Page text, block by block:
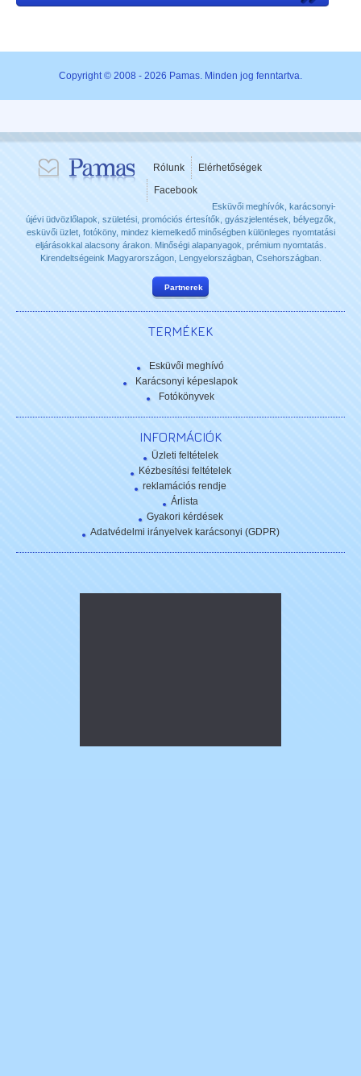
Copyright © 2008 - 2026 Pamas. Minden jog fenntartva.
Rólunk
Elérhetőségek
Facebook
Esküvői meghívók, karácsonyi-
újévi üdvözlőlapok, születési, promóciós értesítők, gyászjelentések, bélyegzők,
esküvői üzlet, fotóköny, mindez kiemelkedő minőségben különleges nyomtatási
eljárásokkal alacsony árakon. Minőségi alapanyagok, prémium nyomtatás.
Kirendeltségeink Magyarországon, Lengyelországban, Csehországban.
Partnerek
TERMÉKEK
Esküvői meghívó
Karácsonyi képeslapok
Fotókönyvek
INFORMÁCIÓK
Üzleti feltételek
Kézbesítési feltételek
reklamációs rendje
Árlista
Gyakori kérdések
Adatvédelmi irányelvek karácsonyi (GDPR)